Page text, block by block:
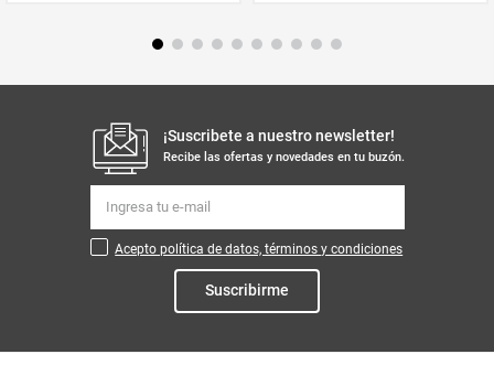
¡Suscribete a nuestro newsletter!
Recibe las ofertas y novedades en tu buzón.
Acepto política de datos, términos y condiciones
Suscribirme